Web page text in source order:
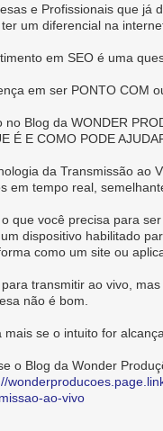
e Profissionais que já
um diferencial na
em SEO é uma
em ser PONTO COM
no Blog da WONDER
É E COMO PODE
da Transmissão ao
em tempo real,
que você precisa para
dispositivo habilitado
como um site ou
transmitir ao vivo,
não é bom.
mais se o intuito for
o Blog da Wonder
ao-vivo